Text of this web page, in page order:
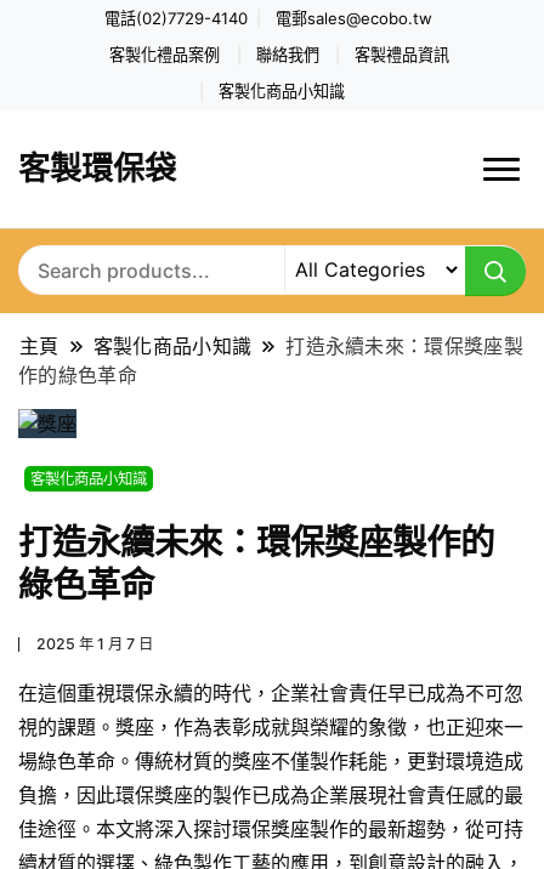
電話(02)7729-4140 電郵sales@ecobo.tw
客製化禮品案例 聯絡我們 客製禮品資訊
客製化商品小知識
客製環保袋
主頁 客製化商品小知識
打造永續未來：環保獎座製
作的綠色革命
客製化商品小知識
打造永續未來：環保獎座製作的
綠色革命
2025 年 1 月 7 日
在這個重視環保永續的時代，企業社會責任早已成為不可忽
視的課題。獎座，作為表彰成就與榮耀的象徵，也正迎來一
場綠色革命。傳統材質的獎座不僅製作耗能，更對環境造成
負擔，因此環保獎座的製作已成為企業展現社會責任感的最
佳途徑。本文將深入探討環保獎座製作的最新趨勢，從可持
續材質的選擇、綠色製作工藝的應用，到創意設計的融入，